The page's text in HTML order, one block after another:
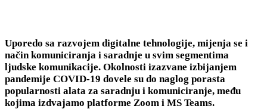
Uporedo sa razvojem digitalne tehnologije, mijenja se i
način komuniciranja i saradnje u svim segmentima
ljudske komunikacije. Okolnosti izazvane izbijanjem
pandemije COVID-19 dovele su do naglog porasta
popularnosti alata za saradnju i komuniciranje, među
kojima izdvajamo platforme Zoom i MS Teams.